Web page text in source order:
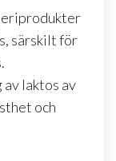
särskilt för
laktos av
och